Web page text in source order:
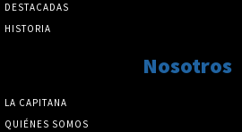
DESTACADAS
HISTORIA
Nosotros
LA CAPITANA
QUIÉNES SOMOS